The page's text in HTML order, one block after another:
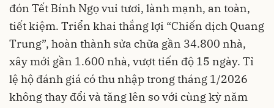
đón Tết Bính Ngọ vui tươi, lành mạnh, an toàn,
tiết kiệm. Triển khai thắng lợi “Chiến dịch Quang
Trung”, hoàn thành sửa chữa gần 34.800 nhà,
xây mới gần 1.600 nhà, vượt tiến độ 15 ngày. Tỉ
lệ hộ đánh giá có thu nhập trong tháng 1/2026
không thay đổi và tăng lên so với cùng kỳ năm